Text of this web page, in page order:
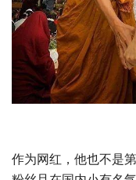
作为网红，他也不是